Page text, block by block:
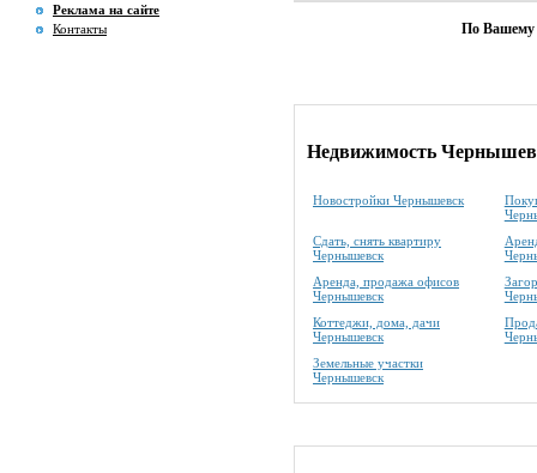
Реклама на сайте
Контакты
По Вашему
Недвижимость
Новостройки Чернышевск
Сдать, снять квартиру
Чернышевск
Аренда, продажа офисов
Чернышевск
Коттеджи, дома, дачи
Чернышевск
Земельные участки
Чернышевск